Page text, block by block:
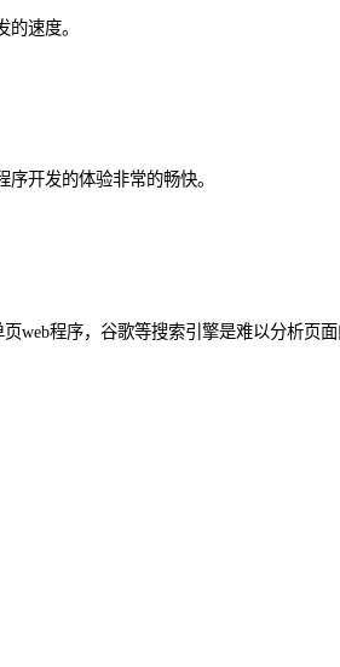
速度。
开发的体验非常的畅快。
web程序，谷歌等搜索引擎是难以分析页